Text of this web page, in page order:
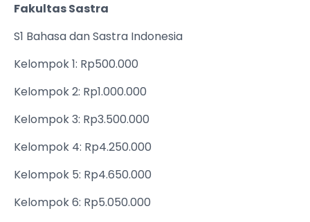
Fakultas Sastra
S1 Bahasa dan Sastra Indonesia
Kelompok 1: Rp500.000
Kelompok 2: Rp1.000.000
Kelompok 3: Rp3.500.000
Kelompok 4: Rp4.250.000
Kelompok 5: Rp4.650.000
Kelompok 6: Rp5.050.000